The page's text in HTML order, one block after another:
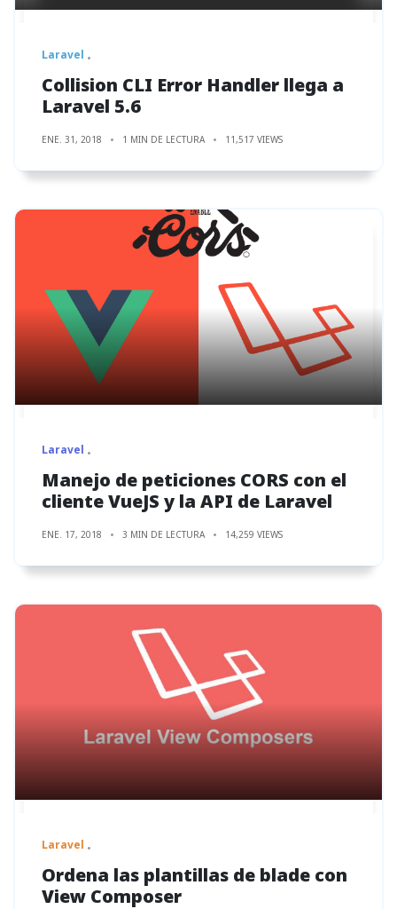
Laravel
Collision CLI Error Handler llega a
Laravel 5.6
ENE. 31, 2018 1 MIN DE LECTURA 11,517 VIEWS
Laravel
Manejo de peticiones CORS con el
cliente VueJS y la API de Laravel
ENE. 17, 2018 3 MIN DE LECTURA 14,259 VIEWS
Laravel
Ordena las plantillas de blade con
View Composer